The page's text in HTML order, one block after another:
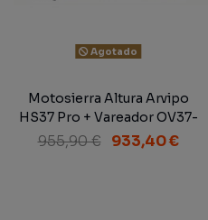
Agotado
Motosierra Altura Arvipo
HS37 Pro + Vareador OV37-
M + 3 Baterías + Cargador
955,90 € 933,40 €